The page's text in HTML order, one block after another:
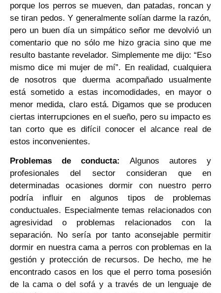
porque los perros se mueven, dan patadas, roncan y
se tiran pedos. Y generalmente solían darme la razón,
pero un buen día un simpático señor me devolvió un
comentario que no sólo me hizo gracia sino que me
resulto bastante revelador. Simplemente me dijo: “Eso
mismo dice mi mujer de mí”. En realidad, cualquiera
de nosotros que duerma acompañado usualmente
está sometido a estas incomodidades, en mayor o
menor medida, claro está. Digamos que se producen
ciertas interrupciones en el sueño, pero su impacto es
tan corto que es difícil conocer el alcance real de
estos inconvenientes.
Problemas de conducta:
Algunos autores y
profesionales del sector consideran que en
determinadas ocasiones dormir con nuestro perro
podría influir en algunos tipos de problemas
conductuales. Especialmente temas relacionados con
agresividad o problemas relacionados con la
separación. No sería por tanto aconsejable permitir
dormir en nuestra cama a perros con problemas en la
gestión y protección de recursos. De hecho, me he
encontrado casos en los que el perro toma posesión
de la cama o del sofá y a través de un lenguaje de